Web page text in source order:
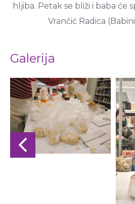
hljiba. Petak se bliži i baba će
Vrančić Radica
Galerija